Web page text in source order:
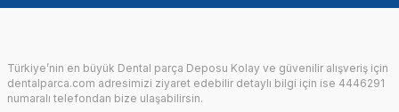
Türkiye’nin en büyük Dental parça Deposu Kolay ve güvenilir alışveriş için
dentalparca.com adresimizi ziyaret edebilir detaylı bilgi için ise 4446291
numaralı telefondan bize ulaşabilirsin.